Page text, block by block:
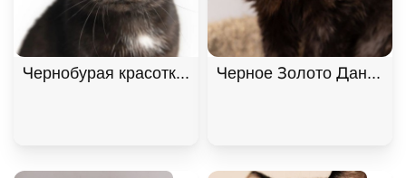
Чернобурая красотка ШанельЧерное Золото Данила